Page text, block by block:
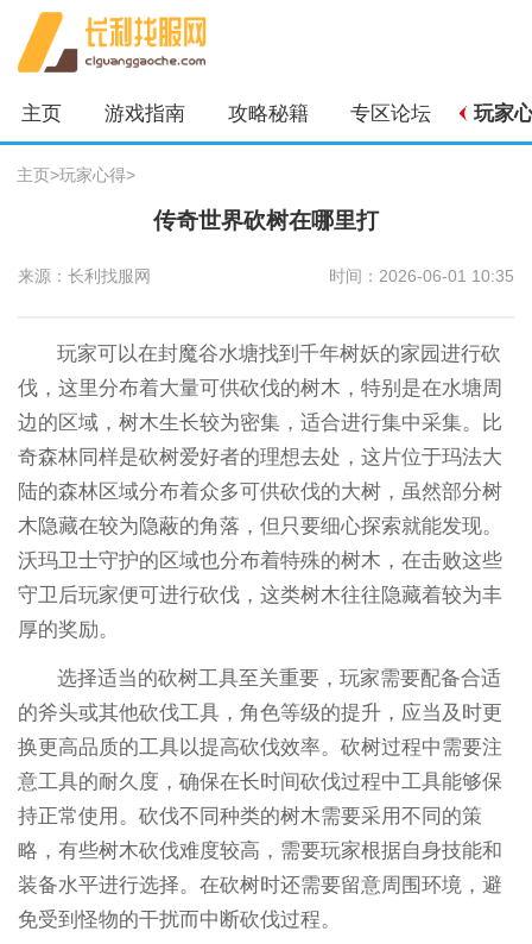
主页 游戏指南 攻略秘籍 专区论坛 玩家
主页>玩家心得>
传奇世界砍树在哪里打
来源：长利找服网 时间：2026-06-01 10:35
玩家可以在封魔谷水塘找到千年树妖的家园进行砍
伐，这里分布着大量可供砍伐的树木，特别是在水塘周
边的区域，树木生长较为密集，适合进行集中采集。比
奇森林同样是砍树爱好者的理想去处，这片位于玛法大
陆的森林区域分布着众多可供砍伐的大树，虽然部分树
木隐藏在较为隐蔽的角落，但只要细心探索就能发现。
沃玛卫士守护的区域也分布着特殊的树木，在击败这些
守卫后玩家便可进行砍伐，这类树木往往隐藏着较为丰
厚的奖励。
选择适当的砍树工具至关重要，玩家需要配备合适
的斧头或其他砍伐工具，角色等级的提升，应当及时更
换更高品质的工具以提高砍伐效率。砍树过程中需要注
意工具的耐久度，确保在长时间砍伐过程中工具能够保
持正常使用。砍伐不同种类的树木需要采用不同的策
略，有些树木砍伐难度较高，需要玩家根据自身技能和
装备水平进行选择。在砍树时还需要留意周围环境，避
免受到怪物的干扰而中断砍伐过程。